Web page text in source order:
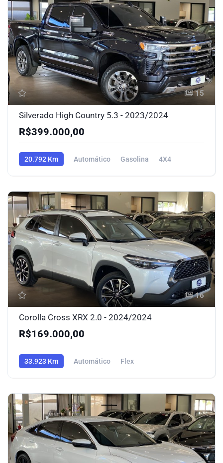
15
Silverado High Country 5.3 - 2023/2024
R$399.000,00
20.792 Km Automático Gasolina 4X4
16
Corolla Cross XRX 2.0 - 2024/2024
R$169.000,00
33.923 Km Automático Flex